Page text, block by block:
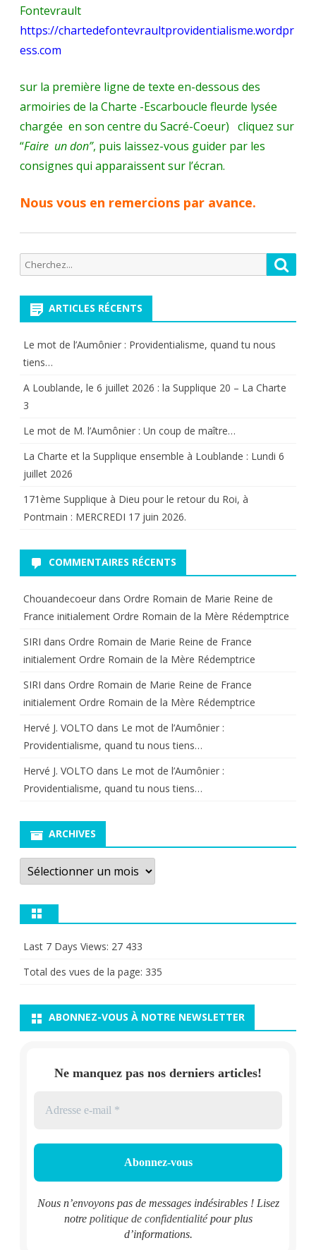
Fontevrault
https://chartedefontevraultprovidentialisme.wordpr
ess.com
sur la première ligne de texte en-dessous des
armoiries de la Charte -Escarboucle fleurde lysée
chargée en son centre du Sacré-Coeur) cliquez sur
“Faire un don”, puis laissez-vous guider par les
consignes qui apparaissent sur l’écran.
Nous vous en remercions par avance.
Recherche
pour:
ARTICLES RÉCENTS
Le mot de l’Aumônier : Providentialisme, quand tu nous
tiens…
A Loublande, le 6 juillet 2026 : la Supplique 20 – La Charte
3
Le mot de M. l’Aumônier : Un coup de maître…
La Charte et la Supplique ensemble à Loublande : Lundi 6
juillet 2026
171ème Supplique à Dieu pour le retour du Roi, à
Pontmain : MERCREDI 17 juin 2026.
COMMENTAIRES RÉCENTS
Chouandecoeur dans Ordre Romain de Marie Reine de
France initialement Ordre Romain de la Mère Rédemptrice
SIRI dans Ordre Romain de Marie Reine de France
initialement Ordre Romain de la Mère Rédemptrice
SIRI dans Ordre Romain de Marie Reine de France
initialement Ordre Romain de la Mère Rédemptrice
Hervé J. VOLTO dans Le mot de l’Aumônier :
Providentialisme, quand tu nous tiens…
Hervé J. VOLTO dans Le mot de l’Aumônier :
Providentialisme, quand tu nous tiens…
ARCHIVES
Archives
Last 7 Days Views: 27 433
Total des vues de la page: 335
ABONNEZ-VOUS À NOTRE NEWSLETTER
Ne manquez pas nos derniers articles!
Nous n’envoyons pas de messages indésirables ! Lisez
notre politique de confidentialitépour plus
d’informations.